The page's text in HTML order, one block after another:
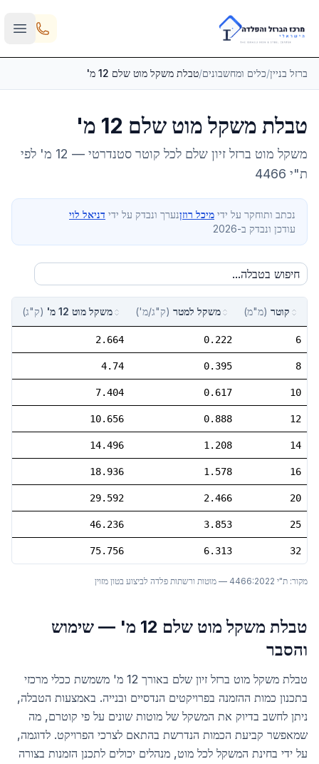
Skip to main content
ברזל בניין/כלים ומחשבונים/טבלת משקל מוט שלם 12 מ'
טבלת משקל מוט שלם 12 מ'
משקל מוט ברזל זיון שלם לכל קוטר סטנדרטי — 12 מ' לפי
ת"י 4466
נכתב ותוחקר על ידי מיכל רוזןנערך ונבדק על ידי דניאל לוי
עודכן ונבדק ב-2026
קוטר (מ"מ) משקל למטר (ק"ג/מ') משקל מוט 12 מ' (ק"ג)
6
0.222
2.664
8
0.395
4.74
10
0.617
7.404
12
0.888
10.656
14
1.208
14.496
16
1.578
18.936
20
2.466
29.592
25
3.853
46.236
32
6.313
75.756
מקור: ת"י 4466:2022 — מוטות ורשתות פלדה לביצוע בטון מזוין
טבלת משקל מוט שלם 12 מ' — שימוש
והסבר
טבלת משקל מוט ברזל זיון שלם באורך 12 מ' משמשת ככלי מרכזי
בתכנון כמות ההזמנה בפרויקטים הנדסיים ובנייה. באמצעות הטבלה,
ניתן לחשב בדיוק את המשקל של מוטות שונים על פי קוטרם, מה
שמאפשר קביעת הכמות הנדרשת בהתאם לצרכי הפרויקט. לדוגמה,
על ידי בחינת המשקל לכל מוט, מנהלים יכולים לתכנן הזמנות בצורה